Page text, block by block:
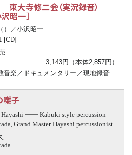
東大寺修二会（実況録音）
沢昭一］
）／小沢昭一
[CD]
3,143円（本体2,857円）
音楽／ドキュメンタリー／現地録音
囃子
── Kabuki style percussion
Grand Master Hayashi percussionist